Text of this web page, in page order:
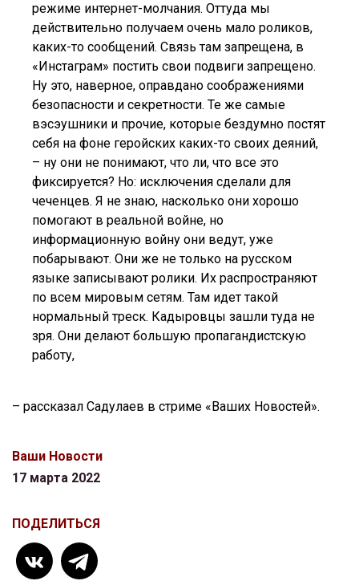
режиме интернет-молчания. Оттуда мы
действительно получаем очень мало роликов,
каких-то сообщений. Связь там запрещена, в
«Инстаграм» постить свои подвиги запрещено.
Ну это, наверное, оправдано соображениями
безопасности и секретности. Те же самые
вэсэушники и прочие, которые бездумно постят
себя на фоне геройских каких-то своих деяний,
– ну они не понимают, что ли, что все это
фиксируется? Но: исключения сделали для
чеченцев. Я не знаю, насколько они хорошо
помогают в реальной войне, но
информационную войну они ведут, уже
побарывают. Они же не только на русском
языке записывают ролики. Их распространяют
по всем мировым сетям. Там идет такой
нормальный треск. Кадыровцы зашли туда не
зря. Они делают большую пропагандистскую
работу,
– рассказал Садулаев в стриме «Ваших Новостей».
Ваши Новости
17 марта 2022
ПОДЕЛИТЬСЯ